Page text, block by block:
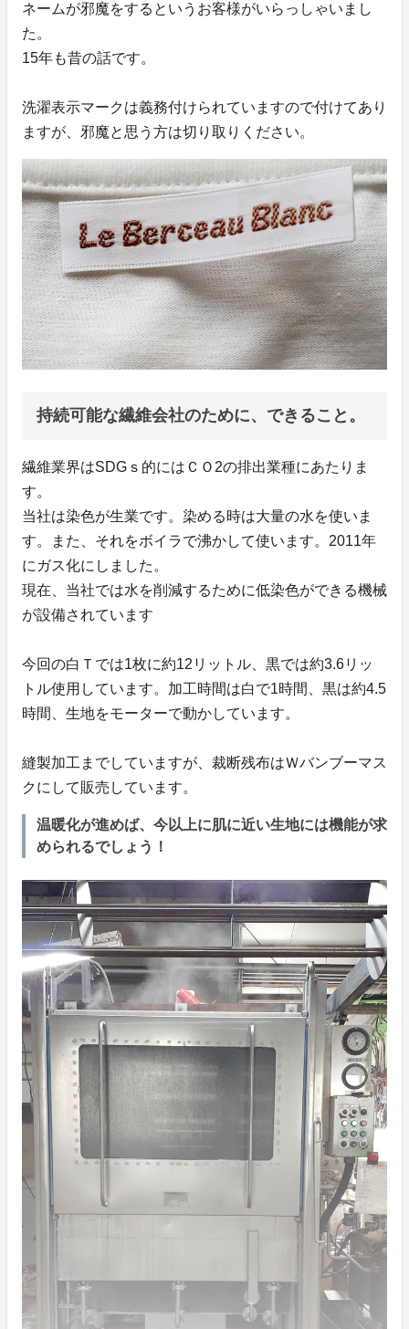
ネームが邪魔をするというお客様がいらっしゃいまし
た。
15年も昔の話です。
洗濯表示マークは義務付けられていますので付けてあり
ますが、邪魔と思う方は切り取りください。
持続可能な繊維会社のために、できること。
繊維業界はSDGｓ的にはＣＯ2の排出業種にあたりま
す。
当社は染色が生業です。染める時は大量の水を使いま
す。また、それをボイラで沸かして使います。2011年
にガス化にしました。
現在、当社では水を削減するために低染色ができる機械
が設備されています
今回の白Ｔでは1枚に約12リットル、黒では約3.6リッ
トル使用しています。加工時間は白で1時間、黒は約4.5
時間、生地をモーターで動かしています。
縫製加工までしていますが、裁断残布はＷバンブーマス
クにして販売しています。
温暖化が進めば、今以上に肌に近い生地には機能が求
められるでしょう！